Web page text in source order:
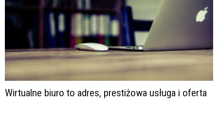
Wirtualne biuro to adres, prestiżowa usługa i oferta